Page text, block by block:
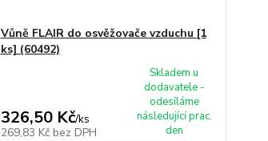
Vůně FLAIR do osvěžovače vzduchu [1
ks] (60492)
326,50 Kč/ks
269,83 Kč bez DPH
Skladem u
dodavatele -
odesíláme
následující prac.
den